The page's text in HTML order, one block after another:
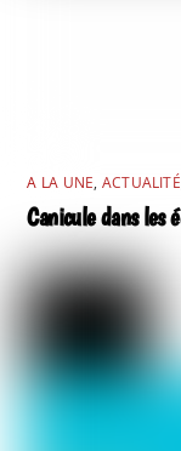
A LA UNE, ACTUALITÉ
Canicule dans les